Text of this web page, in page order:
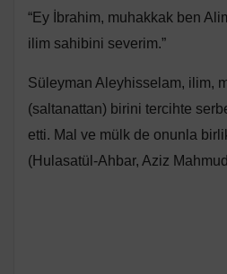
“Ey İbrahim, muhakkak ben
ilim sahibini severim.”
Süleyman Aleyhisselam, ilim,
(saltanattan) birini tercihte
etti. Mal ve mülk de onunla
(Hulasatül-Ahbar, Aziz